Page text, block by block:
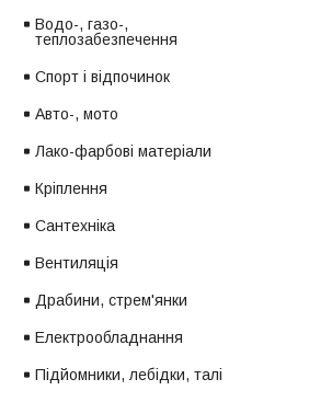
Водо-, газо-,
теплозабезпечення
Спорт і відпочинок
Авто-, мото
Лако-фарбові матеріали
Кріплення
Сантехніка
Вентиляція
Драбини, стрем'янки
Електрообладнання
Підйомники, лебідки, талі